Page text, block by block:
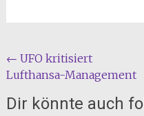
Beitragsnavigation
← UFO kritisiert
Lufthansa-Management
Dir könnte auch